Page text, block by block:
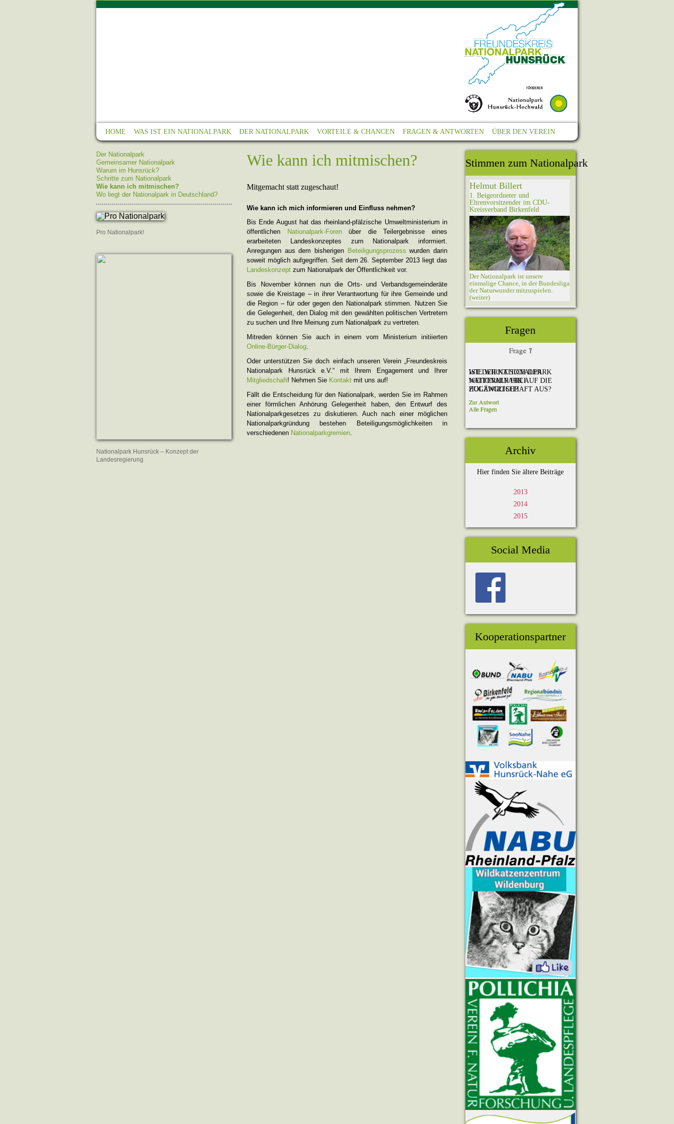
HOME WAS IST EIN NATIONALPARK DER NATIONALPARK VORTEILE & CHANCEN FRAGEN & ANTWORTEN ÜBER DEN VEREIN
Der Nationalpark
Gemeinsamer Nationalpark
Warum im Hunsrück?
Schritte zum Nationalpark
Wie kann ich mitmischen?
Wo liegt der Nationalpark in Deutschland?
Pro Nationalpark!
Nationalpark Hunsrück – Konzept der
Landesregierung
Wie kann ich mitmischen?
Mitgemacht statt zugeschaut!
Wie kann ich mich informieren und Einfluss nehmen?
Bis Ende August hat das rheinland-pfälzische Umweltministerium in
öffentlichen
Nationalpark-Forenüber die Teilergebnisse eines
erarbeiteten Landeskonzeptes zum Nationalpark informiert.
Anregungen aus dem bisherigen Beteiligungsprozess wurden darin
soweit möglich aufgegriffen. Seit dem 26. September 2013 liegt das
Landeskonzept zum Nationalpark der Öffentlichkeit vor.
Bis November können nun die Orts- und Verbandsgemeinderäte
sowie die Kreistage – in ihrer Verantwortung für ihre Gemeinde und
die Region – für oder gegen den Nationalpark stimmen. Nutzen Sie
die Gelegenheit, den Dialog mit den gewählten politischen Vertretern
zu suchen und Ihre Meinung zum Nationalpark zu vertreten.
Mitreden können Sie auch in einem vom Ministerium initiierten
Online-Bürger-Dialog.
Oder unterstützen Sie doch einfach unseren Verein „Freundeskreis
Nationalpark Hunsrück e.V.“ mit Ihrem Engagement und Ihrer
Mitgliedschaft! Nehmen Sie Kontakt mit uns auf!
Fällt die Entscheidung für den Nationalpark, werden Sie im Rahmen
einer förmlichen Anhörung Gelegenheit haben, den Entwurf des
Nationalparkgesetzes zu diskutieren. Auch nach einer möglichen
Nationalparkgründung bestehen Beteiligungsmöglichkeiten in
verschiedenen Nationalparkgremien.
Stimmen zum Nationalpark
Fragen
Archiv
Hier finden Sie ältere Beiträge
2013
2014
2015
Social Media
Kooperationspartner